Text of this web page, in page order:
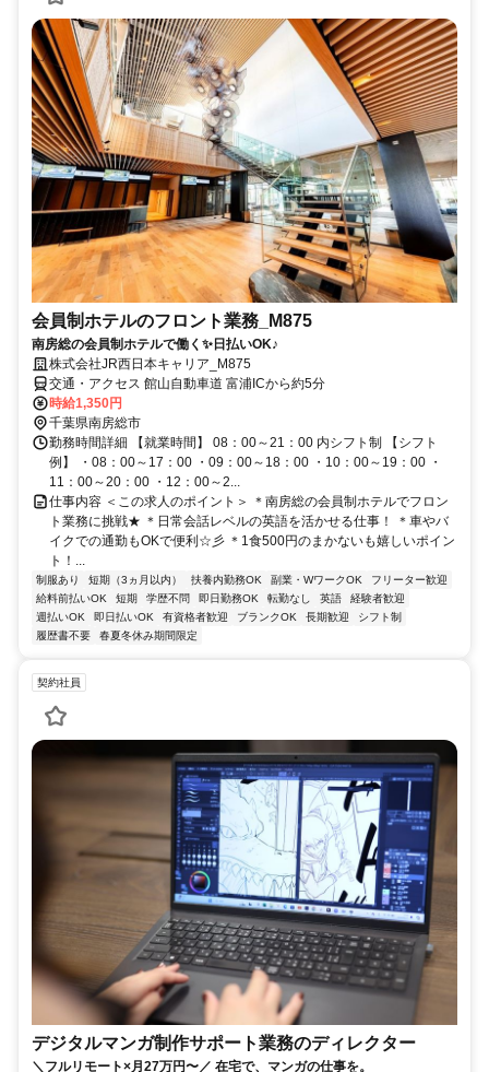
会員制ホテルのフロント業務_M875
南房総の会員制ホテルで働く✨日払いOK♪
株式会社JR西日本キャリア_M875
交通・アクセス 館山自動車道 富浦ICから約5分
時給1,350円
千葉県南房総市
勤務時間詳細 【就業時間】 08：00～21：00 内シフト制 【シフト
例】 ・08：00～17：00 ・09：00～18：00 ・10：00～19：00 ・
11：00～20：00 ・12：00～2...
仕事内容 ＜この求人のポイント＞ ＊南房総の会員制ホテルでフロン
ト業務に挑戦★ ＊日常会話レベルの英語を活かせる仕事！ ＊車やバ
イクでの通勤もOKで便利☆彡 ＊1食500円のまかないも嬉しいポイン
ト！...
制服あり 短期（3ヵ月以内） 扶養内勤務OK 副業・WワークOK
フリーター歓迎
給料前払いOK
短期 学歴不問 即日勤務OK 転勤なし 英語
経験者歓迎
週払いOK
即日払いOK 有資格者歓迎 ブランクOK 長期歓迎
シフト制
履歴書不要
春夏冬休み期間限定
契約社員
デジタルマンガ制作サポート業務のディレクター
＼フルリモート×月27万円〜／ 在宅で、マンガの仕事を。